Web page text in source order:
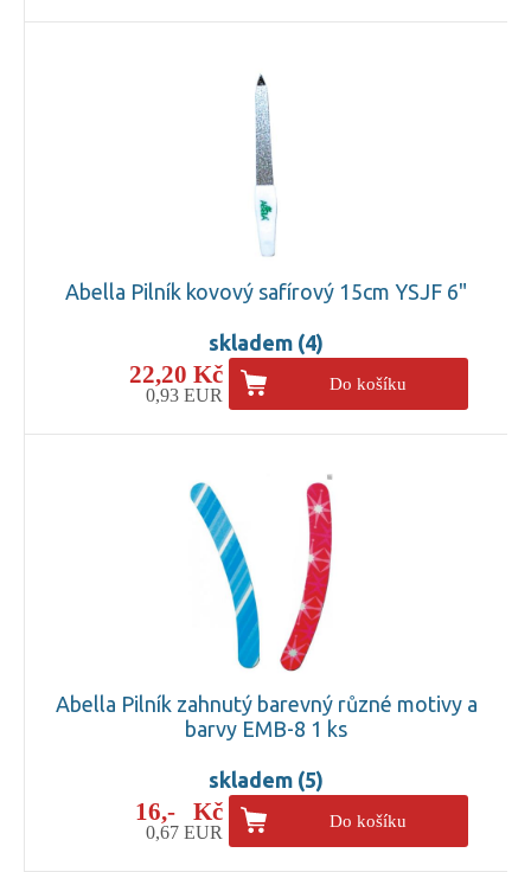
Abella Pilník kovový safírový 15cm YSJF 6"
skladem (4)
22,20 Kč
0,93 EUR
Do košíku
Abella Pilník zahnutý barevný různé motivy a
barvy EMB-8 1 ks
skladem (5)
16,- Kč
0,67 EUR
Do košíku